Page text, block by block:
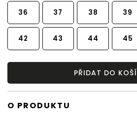
36 37 38 39
42 43 44 45
PŘIDAT DO
O PRODUKTU